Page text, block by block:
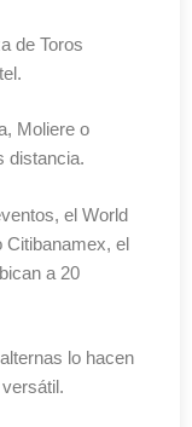
de Toros
Moliere o
distancia.
el World
Citibanamex, el
a 20
lo hacen